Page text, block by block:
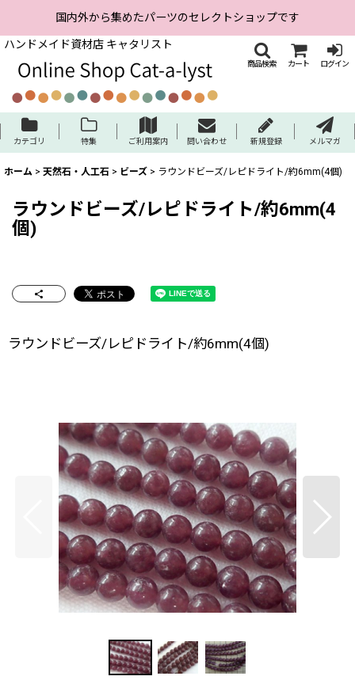
国内外から集めたパーツのセレクトショップです
ハンドメイド資材店 キャタリスト
商品検索 カート ログイン
カテゴリ 特集 ご利用案内 問い合わせ 新規登録 メルマガ
ホーム > 天然石・人工石 > ビーズ > ラウンドビーズ/レピドライト/約6mm(4個)
ラウンドビーズ/レピドライト/約6mm(4
個)
ラウンドビーズ/レピドライト/約6mm(4個)